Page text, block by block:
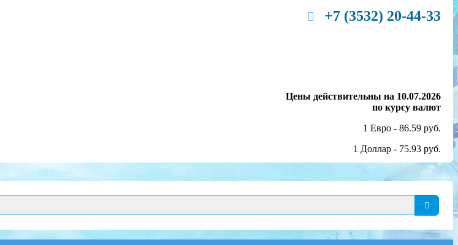
+7 (3532) 20-44-33
Цены действительны на 10.07.2026
по курсу валют
1 Евро - 86.59 руб.
1 Доллар - 75.93 руб.